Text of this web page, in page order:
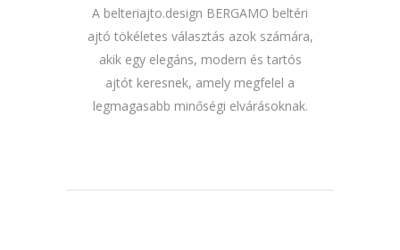
A belteriajto.design BERGAMO beltéri
ajtó tökéletes választás azok számára,
akik egy elegáns, modern és tartós
ajtót keresnek, amely megfelel a
legmagasabb minőségi elvárásoknak.